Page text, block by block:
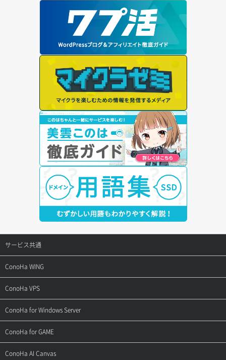
サービス共通
サポートトップ
ご契約・お支払い
用語集
お問い合わせ
ConoHa WING
サポートトップ
ご利用ガイド
お乗り換えガイド
ConoHa VPS
サポートトップ
ご利用ガイド
ConoHa for Windows Server
サポートトップ
ご利用ガイド
ConoHa for GAME
サポートトップ
ConoHa AI Canvas